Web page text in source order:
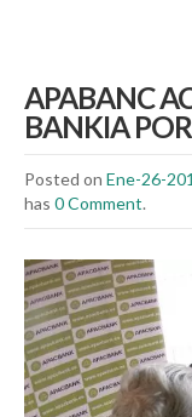
APABANC
BANKIA
Posted on Ene-26-
has 0 Comment.